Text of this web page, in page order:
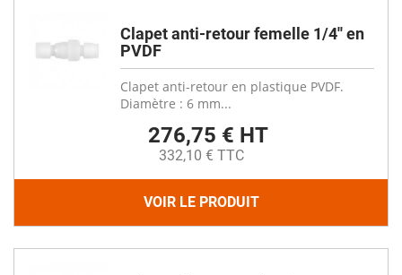
Clapet anti-retour femelle 1/4'' en
PVDF
Clapet anti-retour en plastique PVDF.
Diamètre : 6 mm...
276,75 € HT
332,10 € TTC
VOIR LE PRODUIT